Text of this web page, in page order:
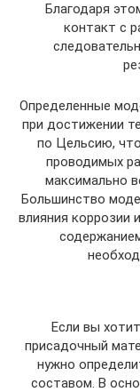
Благодаря
контакт с
Определенные
при достижении
по Цельсию,
проводимых
максимально
Большинство
влияния коррозии
Если вы
присадочный
нужно
составом. В